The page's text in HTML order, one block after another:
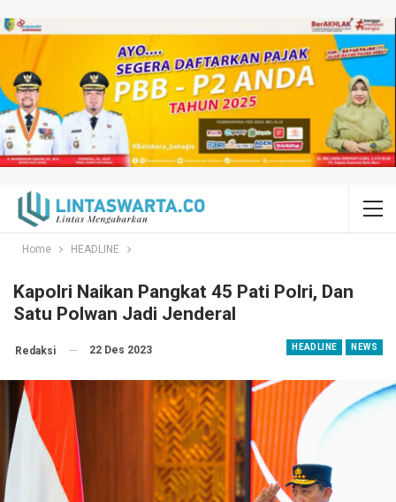
Home HEADLINE
Kapolri Naikan Pangkat 45 Pati Polri, Dan
Satu Polwan Jadi Jenderal
HEADLINE NEWS
Redaksi 22 Des 2023